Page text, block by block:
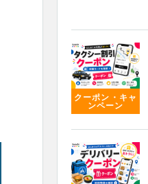
クーポン・キャ
ンペーン